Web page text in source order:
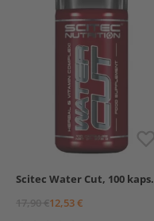
Scitec Water Cut, 100 kaps.
17,90 €12,53 €